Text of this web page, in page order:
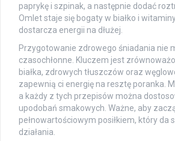
paprykę i szpinak, a następnie dodać
Omlet staje się bogaty w białko i
dostarcza energii na dłużej.
Przygotowanie zdrowego śniadania nie
czasochłonne. Kluczem jest
białka, zdrowych tłuszczów oraz
zapewnią ci energię na resztę poranka.
a każdy z tych przepisów można
upodobań smakowych. Ważne, aby
pełnowartościowym posiłkiem, który da
działania.